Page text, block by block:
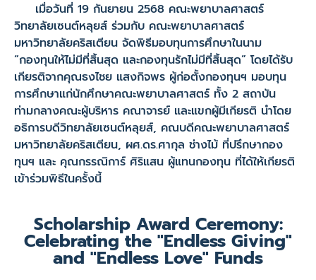
เมื่อวันที่ 19 กันยายน 2568 คณะพยาบาลศาสตร์
วิทยาลัยเซนต์หลุยส์ ร่วมกับ คณะพยาบาลศาสตร์
มหาวิทยาลัยคริสเตียน จัดพิธีมอบทุนการศึกษาในนาม
“กองทุนให้ไม่มีที่สิ้นสุด และกองทุนรักไม่มีที่สิ้นสุด” โดยได้รับ
เกียรติจากคุณธงไชย แสงกิจพร ผู้ก่อตั้งกองทุนฯ มอบทุน
การศึกษาแก่นักศึกษาคณะพยาบาลศาสตร์ ทั้ง 2 สถาบัน
ท่ามกลางคณะผู้บริหาร คณาจารย์ และแขกผู้มีเกียรติ นำโดย
อธิการบดีวิทยาลัยเซนต์หลุยส์, คณบดีคณะพยาบาลศาสตร์
มหาวิทยาลัยคริสเตียน, ผศ.ดร.ศากุล ช่างไม้ ที่ปรึกษากอง
ทุนฯ และ คุณกรรณิการ์ ศิริแสน ผู้แทนกองทุน ที่ได้ให้เกียรติ
เข้าร่วมพิธีในครั้งนี้
Scholarship Award Ceremony:
Celebrating the "Endless Giving"
and "Endless Love" Funds